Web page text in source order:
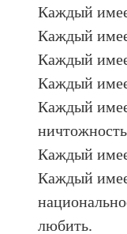
Каждый
Каждый
Каждый
Каждый
Каждый
Каждый
Каждый
любить.